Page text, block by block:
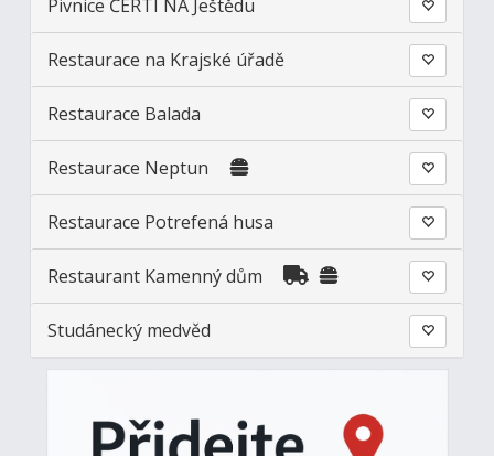
Pivnice ČERTI NA Ještědu
Restaurace na Krajské úřadě
Restaurace Balada
Restaurace Neptun
Restaurace Potrefená husa
Restaurant Kamenný dům
Studánecký medvěd